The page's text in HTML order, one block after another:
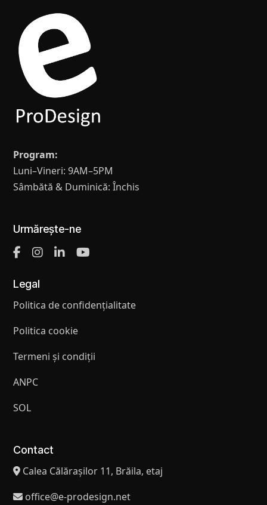
Program:
Luni–Vineri: 9AM–5PM
Sâmbătă & Duminică: Închis
Urmărește-ne
Legal
Politica de confidențialitate
Politica cookie
Termeni și condiții
ANPC
SOL
Contact
Calea Călărașilor 11, Brăila, etaj
office@e-prodesign.net